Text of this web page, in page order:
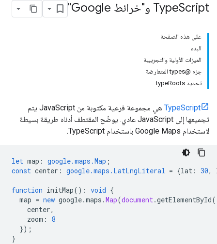
TypeScript و"خرائط Google"
على هذه الصفحة
البدء
الميزات الأولية والتجريبية
حِزم @types المتعارضة
تحديد typeRoots
TypeScript
هي مجموعة فرعية مكتوبة من JavaScript يتم
تجميعها إلى JavaScript عادي. يوضّح المقتطف أدناه طريقة بسيطة
لاستخدام Google Maps باستخدام TypeScript.
let map : google.maps.Map ;
const center : google.maps.LatLngLiteral = {lat : 30,
function initMap() : void {
map = new google.maps .Map(document.getElementById(
center,
zoom :
8
});
}